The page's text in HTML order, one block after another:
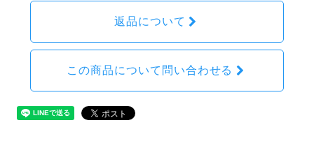
返品について
この商品について問い合わせる